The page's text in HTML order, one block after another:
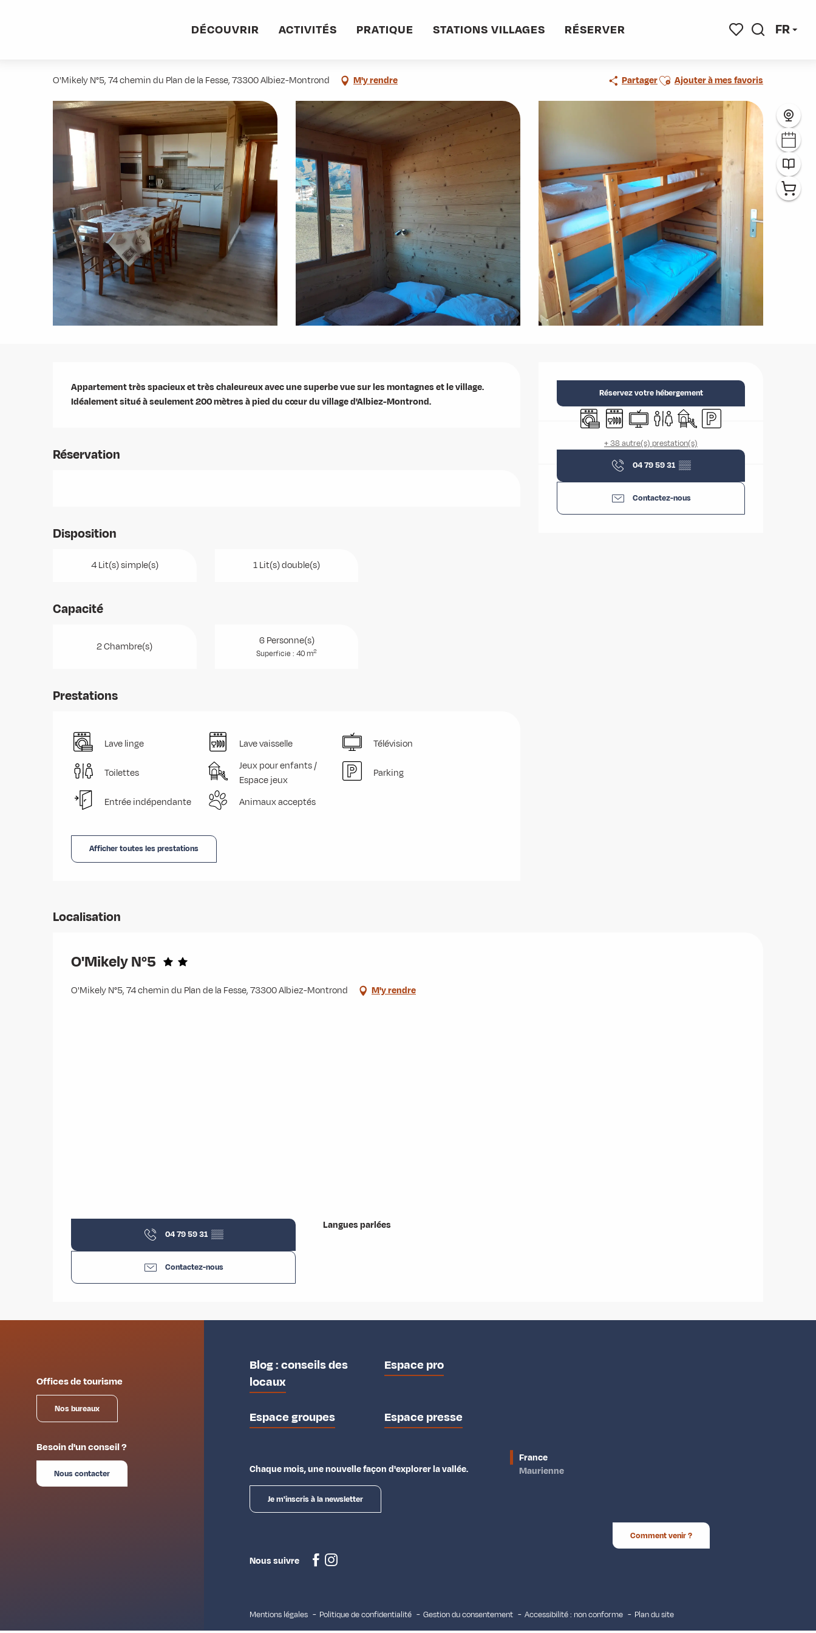
FR
DÉCOUVRIR ACTIVITÉS PRATIQUE STATIONS VILLAGES RÉSERVER
O'Mikely N°5, 74 chemin du Plan de la Fesse, 73300 Albiez-Montrond M'y rendre PartagerAjouter aux favoris
Ajouter à mes favoris
Ouverture et coordonnées
Réservez votre hébergement
Lave lingeLave vaisselle
TélévisionToilettesJeux pour enfants / Espace jeux
Parking
+ 38 autre(s) prestation(s)
04 79 59 31 ▒▒
Contactez-nous
Description
Appartement très spacieux et très chaleureux avec une superbe vue sur les montagnes et le village.
Idéalement situé à seulement 200 mètres à pied du cœur du village d'Albiez-Montrond.
Réservation
Disposition
4 Lit(s) simple(s) 1 Lit(s) double(s)
Capacité
2 Chambre(s) 6 Personne(s)
Superficie : 40 m2
Prestations
Lave linge Lave vaisselle Télévision
Toilettes
Jeux pour enfants /
Espace jeux
Parking
Entrée indépendante Animaux acceptés
Afficher toutes les prestations
Localisation
O'Mikely N°5
O'Mikely N°5, 74 chemin du Plan de la Fesse, 73300 Albiez-Montrond M'y rendre
04 79 59 31 ▒▒
Contactez-nous
Langues parlées
Langues parlées
Offices de tourisme
Nos bureaux
Besoin d'un conseil ?
Nous contacter
Blog : conseils des
locaux
Espace pro
Espace groupes Espace presse
Chaque mois, une nouvelle façon d'explorer la vallée.
Je m'inscris à la newsletter
Nous suivre
France
Maurienne
Comment venir ?
Mentions légales Politique de confidentialité Gestion du consentement Accessibilité : non conforme Plan du site